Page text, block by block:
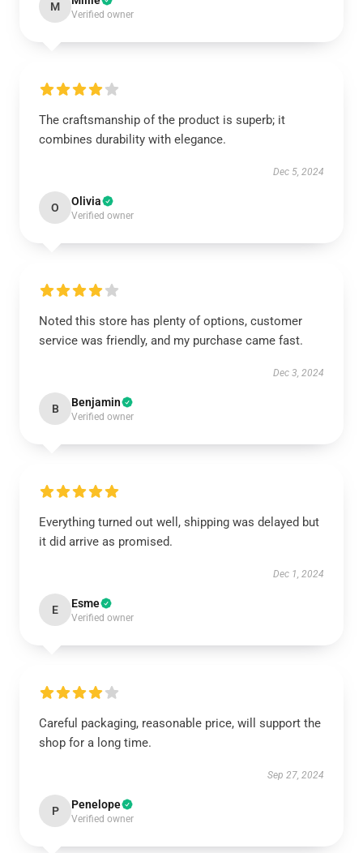
M
Verified owner
The craftsmanship of the product is superb; it
combines durability with elegance.
Dec 5, 2024
O Olivia
Verified owner
Noted this store has plenty of options, customer
service was friendly, and my purchase came fast.
Dec 3, 2024
B Benjamin
Verified owner
Everything turned out well, shipping was delayed but
it did arrive as promised.
Dec 1, 2024
E Esme
Verified owner
Careful packaging, reasonable price, will support the
shop for a long time.
Sep 27, 2024
P Penelope
Verified owner